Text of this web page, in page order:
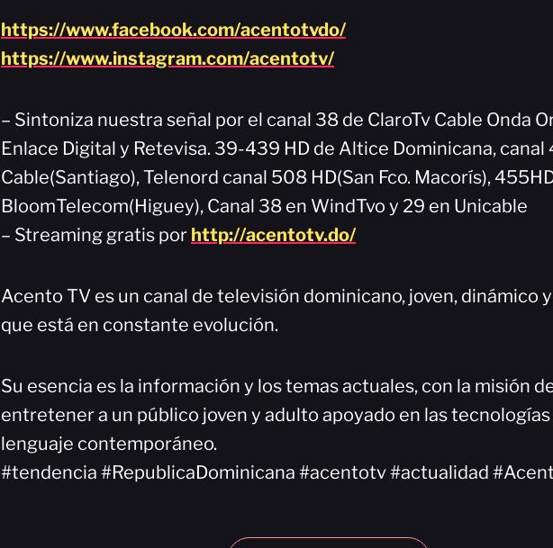
https://www.facebook.com/acentotvdo/
https://www.instagram.com/acentotv/
– Sintoniza nuestra señal por el canal 38 de ClaroTv Cable Onda
Enlace Digital y Retevisa. 39-439 HD de Altice Dominicana, canal
Cable(Santiago), Telenord canal 508 HD(San Fco. Macorís),
BloomTelecom(Higuey), Canal 38 en WindTvo y 29 en Unicable
– Streaming gratis por http://acentotv.do/
Acento TV es un canal de televisión dominicano, joven, dinámico
que está en constante evolución.
Su esencia es la información y los temas actuales, con la misión
entretener a un público joven y adulto apoyado en las tecnologías
lenguaje contemporáneo.
#tendencia #RepublicaDominicana #acentotv #actualidad